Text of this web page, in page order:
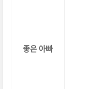
좋은 아빠